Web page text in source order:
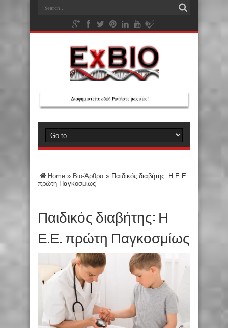
Home » Βιο-Άρθρα » Παιδικός διαβήτης: Η Ε.Ε.
πρώτη Παγκοσμίως
Παιδικός διαβήτης: Η
Ε.Ε. πρώτη Παγκοσμίως